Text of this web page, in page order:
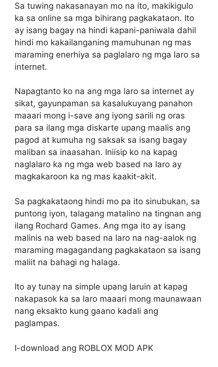
Sa tuwing nakasanayan mo na ito, makikigulo
ka sa online sa mga bihirang pagkakataon. Ito
ay isang bagay na hindi kapani-paniwala dahil
hindi mo kakailanganing mamuhunan ng mas
maraming enerhiya sa paglalaro ng mga laro sa
internet.
Napagtanto ko na ang mga laro sa internet ay
sikat, gayunpaman sa kasalukuyang panahon
maaari mong i-save ang iyong sarili ng oras
para sa ilang mga diskarte upang maalis ang
pagod at kumuha ng saksak sa isang bagay
maliban sa inaasahan. Iniisip ko na kapag
naglalaro ka ng mga web based na laro ay
magkakaroon ka ng mas kaakit-akit.
Sa pagkakataong hindi mo pa ito sinubukan, sa
puntong iyon, talagang matalino na tingnan ang
ilang Rochard Games. Ang mga ito ay isang
malinis na web based na laro na nag-aalok ng
maraming magagandang pagkakataon sa isang
maliit na bahagi ng halaga.
Ito ay tunay na simple upang laruin at kapag
nakapasok ka sa laro maaari mong maunawaan
nang eksakto kung gaano kadali ang
paglampas.
I-download ang ROBLOX MOD APK